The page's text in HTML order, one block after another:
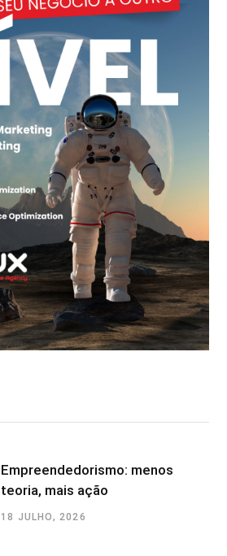
Empreendedorismo: menos
teoria, mais ação
18 JULHO, 2026